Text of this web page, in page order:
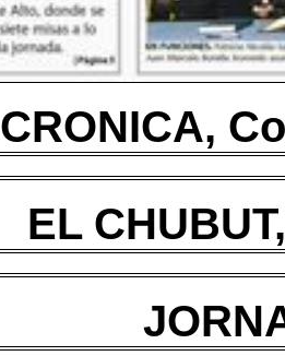
CRONICA,
EL